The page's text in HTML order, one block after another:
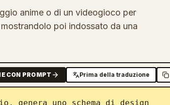
anime o di un videogioco per
poi indossato da una
CON PROMPT Prima della traduzione
genera uno schema di design